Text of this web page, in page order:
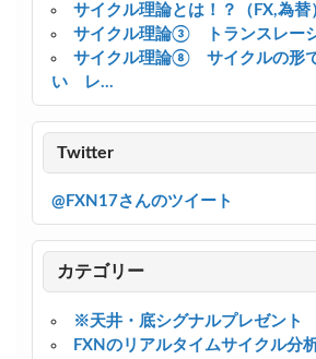
サイクル理論とは！？（FX,為替
サイクル理論③ トランスレー
サイクル理論⑧ サイクルの形
い レ...
Twitter
@FXN17さんのツイート
カテゴリー
※天井・底シグナルプレゼント
FXNのリアルタイムサイクル分